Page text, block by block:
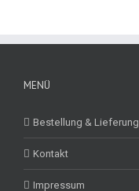
MENÜ
Bestellung & Lieferung
Kontakt
Impressum